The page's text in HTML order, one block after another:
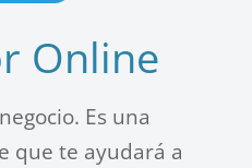
Online
Es una
que te ayudará a